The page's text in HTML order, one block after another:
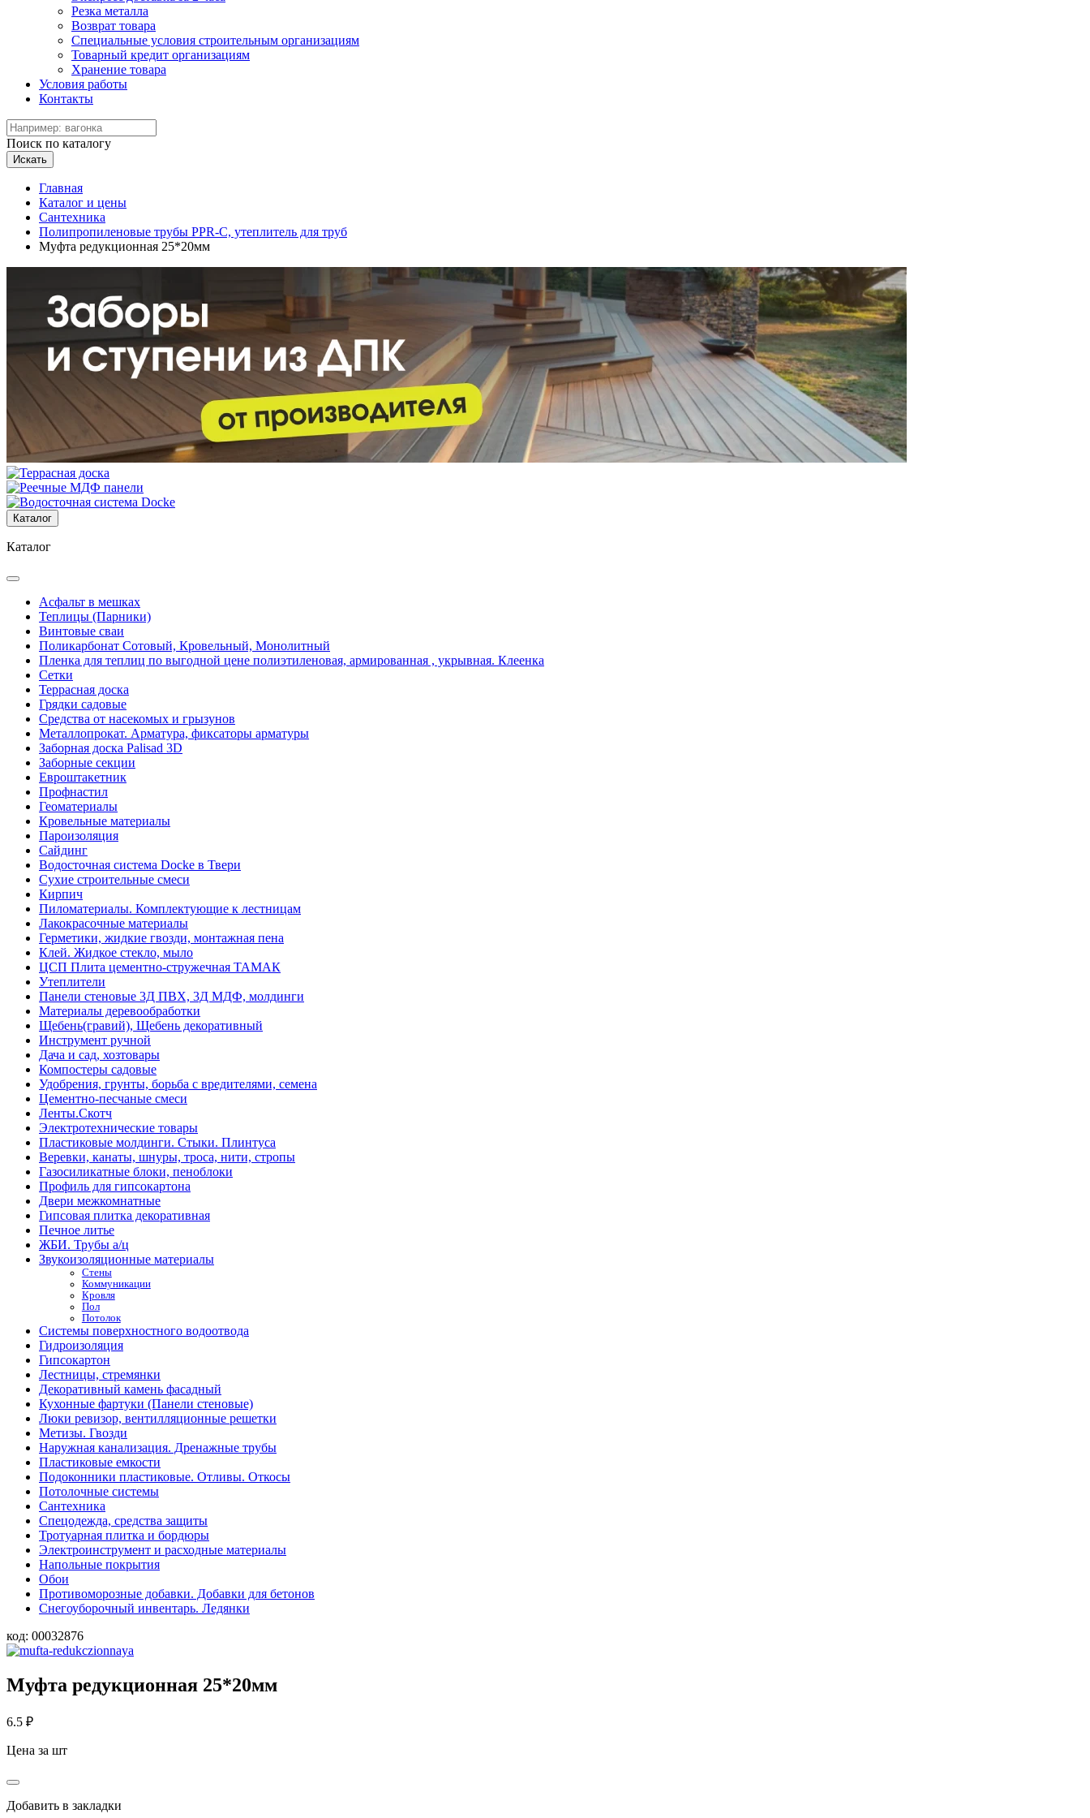
Резка металла
Возврат товара
Специальные условия строительным организациям
Товарный кредит организациям
Хранение товара
Условия работы
Контакты
Поиск по каталогу
Искать
Главная
Каталог и цены
Сантехника
Полипропиленовые трубы PPR-C, утеплитель для труб
Муфта редукционная 25*20мм
Каталог
Каталог
Асфальт в мешках
Теплицы (Парники)
Винтовые сваи
Поликарбонат Сотовый, Кровельный, Монолитный
Пленка для теплиц по выгодной цене полиэтиленовая, армированная , укрывная. Клеенка
Сетки
Террасная доска
Грядки садовые
Средства от насекомых и грызунов
Металлопрокат. Арматура, фиксаторы арматуры
Заборная доска Palisad 3D
Заборные секции
Евроштакетник
Профнастил
Геоматериалы
Кровельные материалы
Пароизоляция
Сайдинг
Водосточная система Docke в Твери
Сухие строительные смеси
Кирпич
Пиломатериалы. Комплектующие к лестницам
Лакокрасочные материалы
Герметики, жидкие гвозди, монтажная пена
Клей. Жидкое стекло, мыло
ЦСП Плита цементно-стружечная ТАМАК
Утеплители
Панели стеновые 3Д ПВХ, 3Д МДФ, молдинги
Материалы деревообработки
Щебень(гравий), Щебень декоративный
Инструмент ручной
Дача и сад, хозтовары
Компостеры садовые
Удобрения, грунты, борьба с вредителями, семена
Цементно-песчаные смеси
Ленты.Скотч
Электротехнические товары
Пластиковые молдинги. Стыки. Плинтуса
Веревки, канаты, шнуры, троса, нити, стропы
Газосиликатные блоки, пеноблоки
Профиль для гипсокартона
Двери межкомнатные
Гипсовая плитка декоративная
Печное литье
ЖБИ. Трубы а/ц
Звукоизоляционные материалы
Стены
Коммуникации
Кровля
Пол
Потолок
Системы поверхностного водоотвода
Гидроизоляция
Гипсокартон
Лестницы, стремянки
Декоративный камень фасадный
Кухонные фартуки (Панели стеновые)
Люки ревизор, вентилляционные решетки
Метизы. Гвозди
Наружная канализация. Дренажные трубы
Пластиковые емкости
Подоконники пластиковые. Отливы. Откосы
Потолочные системы
Сантехника
Спецодежда, средства защиты
Тротуарная плитка и бордюры
Электроинструмент и расходные материалы
Напольные покрытия
Обои
Противоморозные добавки. Добавки для бетонов
Снегоуборочный инвентарь. Ледянки
код: 00032876
Муфта редукционная 25*20мм
6.5 ₽
Цена за шт
Добавить в закладки